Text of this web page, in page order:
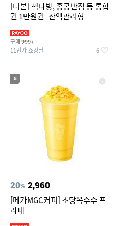
[더본] 빽다방, 홍콩반점 등 통합
권 1만원권_잔액관리형
구매 999+
11번가 쇼킹딜 6
5
20% 2,960
[메가MGC커피] 초당옥수수 프
라페